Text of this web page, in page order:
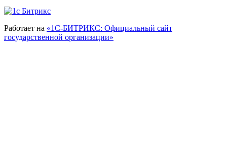
Работает на «1С-БИТРИКС: Официальный сайт
государственной организации»